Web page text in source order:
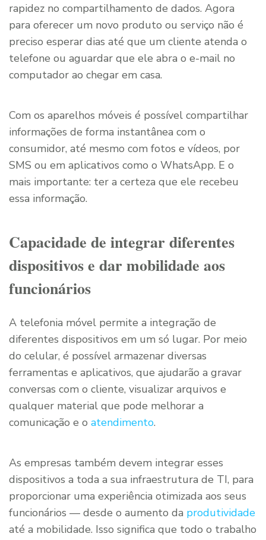
rapidez no compartilhamento de dados. Agora
para oferecer um novo produto ou serviço não é
preciso esperar dias até que um cliente atenda o
telefone ou aguardar que ele abra o e-mail no
computador ao chegar em casa.
Com os aparelhos móveis é possível compartilhar
informações de forma instantânea com o
consumidor, até mesmo com fotos e vídeos, por
SMS ou em aplicativos como o WhatsApp. E o
mais importante: ter a certeza que ele recebeu
essa informação.
Capacidade de integrar diferentes
dispositivos e dar mobilidade aos
funcionários
A telefonia móvel permite a integração de
diferentes dispositivos em um só lugar. Por meio
do celular, é possível armazenar diversas
ferramentas e aplicativos, que ajudarão a gravar
conversas com o cliente, visualizar arquivos e
qualquer material que pode melhorar a
comunicação e o atendimento.
As empresas também devem integrar esses
dispositivos a toda a sua infraestrutura de TI, para
proporcionar uma experiência otimizada aos seus
funcionários — desde o aumento da produtividade
até a mobilidade. Isso significa que todo o trabalho